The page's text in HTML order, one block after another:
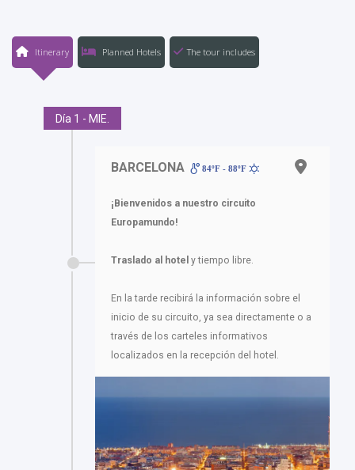
Itinerary Planned Hotels The tour includes
Día 1 - MIE.
BARCELONA 84ºF - 88ºF
¡Bienvenidos a nuestro circuito
Europamundo!
Traslado al hotel y tiempo libre.
En la tarde recibirá la información sobre el
inicio de su circuito, ya sea directamente o a
través de los carteles informativos
localizados en la recepción del hotel.